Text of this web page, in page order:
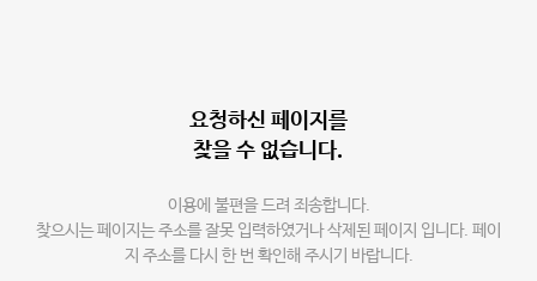
요청하신 페이지를
찾을 수 없습니다.
이용에 불편을 드려 죄송합니다.
찾으시는 페이지는 주소를 잘못 입력하였거나 삭제된 페이지 입니다. 페이
지 주소를 다시 한 번 확인해 주시기 바랍니다.